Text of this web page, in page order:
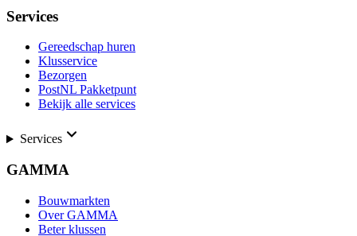
Services
Gereedschap huren
Klusservice
Bezorgen
PostNL Pakketpunt
Bekijk alle services
Services
GAMMA
Bouwmarkten
Over GAMMA
Beter klussen